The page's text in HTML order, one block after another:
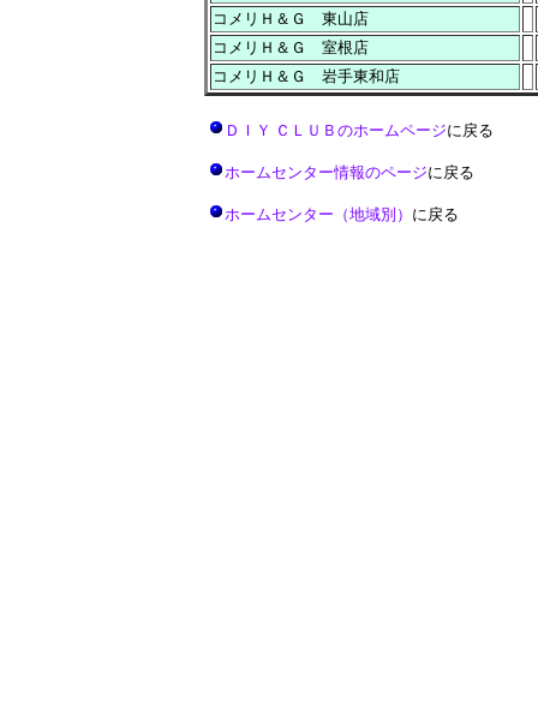
コメリＨ＆Ｇ 東山店
コメリＨ＆Ｇ 室根店
コメリＨ＆Ｇ 岩手東和店
ＤＩＹ ＣＬＵＢのホームページに戻る
ホームセンター情報のページに戻る
ホームセンター（地域別） に戻る